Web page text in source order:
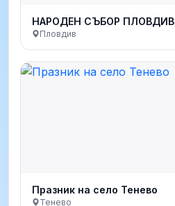
НАРОДЕН СЪБОР ПЛОВДИВ
Пловдив
Празник на село Тенево
Тенево